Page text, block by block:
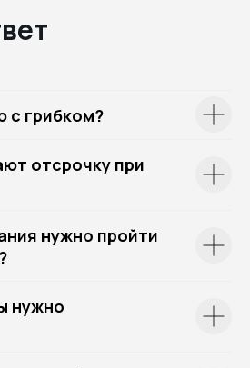
с грибком?
отсрочку при
нужно пройти
нужно